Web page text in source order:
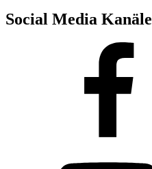
Social Media Kanäle